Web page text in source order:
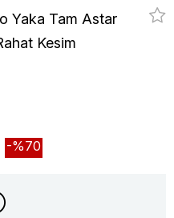
Yaka Tam Astar
Kesim
70